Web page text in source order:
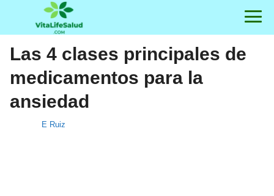
Las 4 clases principales de
medicamentos para la
ansiedad
E Ruiz